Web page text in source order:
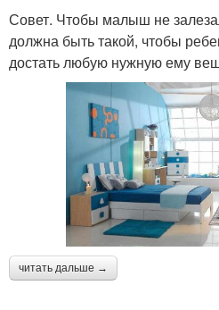
Совет. Чтобы малыш не
должна быть такой, чтобы
достать любую нужную ему
читать дальше →